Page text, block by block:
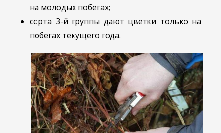
на молодых побегах;
сорта 3-й группы дают цветки только на
побегах текущего года.